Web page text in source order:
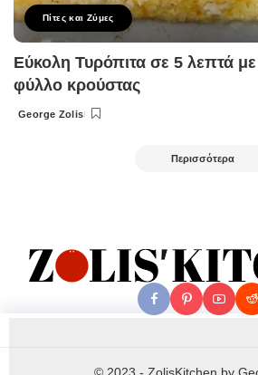
Πίτες και Ζύμες
Εύκολη Τυρόπιτα σε 5 λεπτά με
φύλλο κρούστας
Posted
George Zolis
Περισσότερα